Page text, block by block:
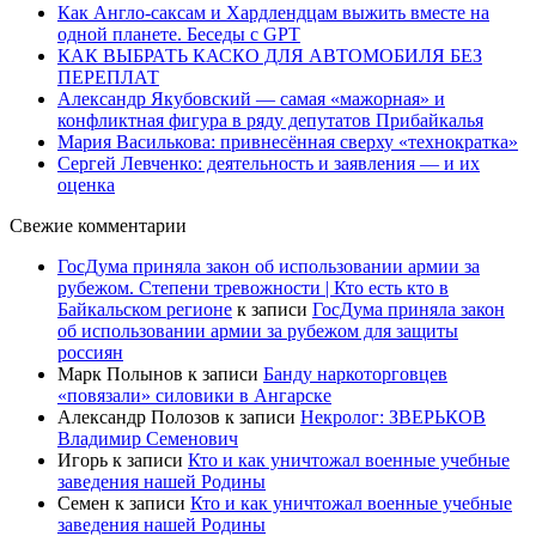
Как Англо-саксам и Хардлендцам выжить вместе на
одной планете. Беседы с GPT
КАК ВЫБРАТЬ КАСКО ДЛЯ АВТОМОБИЛЯ БЕЗ
ПЕРЕПЛАТ
Александр Якубовский — самая «мажорная» и
конфликтная фигура в ряду депутатов Прибайкалья
Мария Василькова: привнесённая сверху «технократка»
Сергей Левченко: деятельность и заявления — и их
оценка
Свежие комментарии
ГосДума приняла закон об использовании армии за
рубежом. Степени тревожности | Кто есть кто в
Байкальском регионе к записи ГосДума приняла закон
об использовании армии за рубежом для защиты
россиян
Марк Полынов к записи Банду наркоторговцев
«повязали» силовики в Ангарске
Александр Полозов к записи Некролог: ЗВЕРЬКОВ
Владимир Семенович
Игорь к записи Кто и как уничтожал военные учебные
заведения нашей Родины
Семен к записи Кто и как уничтожал военные учебные
заведения нашей Родины